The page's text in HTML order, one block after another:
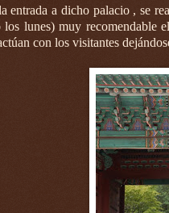
entrada a dicho palacio , se
los lunes) muy recomendable
con los visitantes